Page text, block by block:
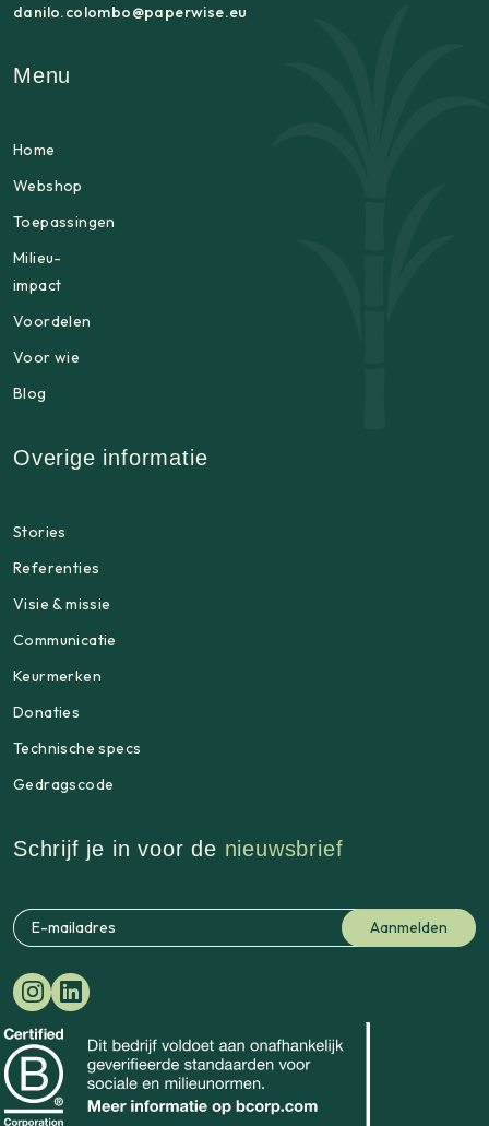
danilo.colombo@paperwise.eu
Menu
Home
Webshop
Toepassingen
Milieu-
impact
Voordelen
Voor wie
Blog
Overige informatie
Stories
Referenties
Visie & missie
Communicatie
Keurmerken
Donaties
Technische specs
Gedragscode
Schrijf je in voor de nieuwsbrief